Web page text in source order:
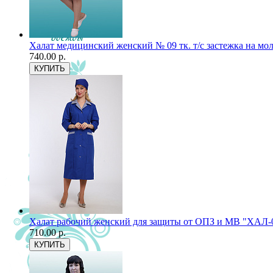
Халат медицинский женский № 09 тк. т/с застежка на
740.00 р.
Халат рабочий женский для защиты от ОПЗ и МВ "ХАЛ-
710.00 р.